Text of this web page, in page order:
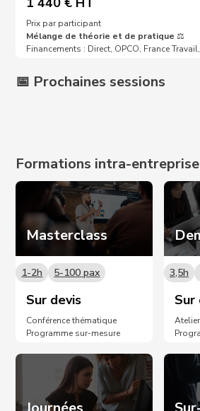
Prix par participant
Mélange de théorie et de pratique⚖️
Financements : Direct, OPCO, France
📅 Prochaines sessions
Formations intra-entreprise
Masterclass
1-2h 5-100 pax
Sur devis
Conférence thématique
Programme sur-mesure
3,5h
Sur